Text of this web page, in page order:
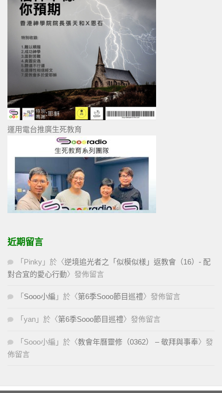
運用電台推廣生死教育
近期留言
「 Pinky 」於〈逆境追光者之「似模似樣」返教會（16）- 配
對合宜的愛心行動〉發佈留言
「 Sooo小編 」於〈第6季Sooo節目巡禮〉發佈留言
「 yan 」於〈第6季Sooo節目巡禮〉發佈留言
「 Sooo小編 」於〈教會年曆靈修（0362） – 敬拜與事奉〉發
佈留言